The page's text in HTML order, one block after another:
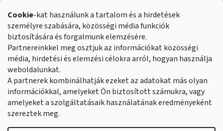
Cookie-kat használunk a tartalom és a hirdetések
személyre szabására, közösségi média funkciók
biztosítására és forgalmunk elemzésére.
Partnereinkkel meg osztjuk az információkat közösségi
média, hirdetési és elemzési célokra arról, hogyan használja
weboldalunkat.
A partnerek kombinálhatják ezeket az adatokat más olyan
információkkal, amelyeket Ön biztosított számukra, vagy
amelyeket a szolgáltatásaik használatának eredményeként
szereztek meg.
Súly:
1 kg
EAN vonalkód: 5907695504651
Üzleti feltételek
Általános adatvédelmi szabályozás
Cookies Kapcsolat